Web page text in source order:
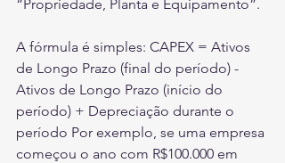
“Propriedade, Planta e Equipamento”.
A fórmula é simples: CAPEX = Ativos
de Longo Prazo (final do período) -
Ativos de Longo Prazo (início do
período) + Depreciação durante o
período Por exemplo, se uma empresa
começou o ano com R$100.000 em